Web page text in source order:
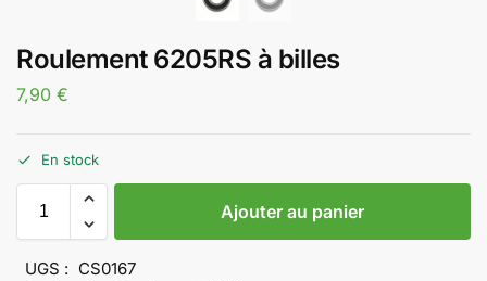
Roulement 6205RS à billes
7,90 €
En stock
Ajouter au panier
UGS : CS0167